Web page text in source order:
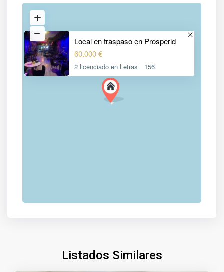
Local en traspaso en Prosperid
60.000 €
2 licenciado en Letras 156
Listados Similares